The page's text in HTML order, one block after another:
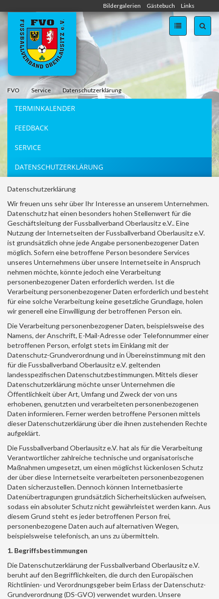
Inhalt
springen
Bildergalerien Gästebuch Links
FVO Service Datenschutzerklärung
TERMINKALENDER
FEEDBACK
SERVICE
DATENSCHUTZERKLÄRUNG
Datenschutzerklärung
Wir freuen uns sehr über Ihr Interesse an unserem Unternehmen.
Datenschutz hat einen besonders hohen Stellenwert für die
Geschäftsleitung derFussballverband Oberlausitz e.V.. Eine
Nutzung der Internetseiten derFussballverband Oberlausitz e.V.
ist grundsätzlich ohne jede Angabe personenbezogener Daten
möglich. Sofern eine betroffene Person besondere Services
unseres Unternehmens über unsere Internetseite in Anspruch
nehmen möchte, könnte jedoch eine Verarbeitung
personenbezogener Daten erforderlich werden. Ist die
Verarbeitung personenbezogener Daten erforderlich und besteht
für eine solche Verarbeitung keine gesetzliche Grundlage, holen
wir generell eine Einwilligung der betroffenen Person ein.
Die Verarbeitung personenbezogener Daten, beispielsweise des
Namens, der Anschrift, E-Mail-Adresse oder Telefonnummer einer
betroffenen Person, erfolgt stets im Einklang mit der
Datenschutz-Grundverordnung und in Übereinstimmung mit den
für dieFussballverband Oberlausitz e.V. geltenden
landesspezifischen Datenschutzbestimmungen. Mittels dieser
Datenschutzerklärung möchte unser Unternehmen die
Öffentlichkeit über Art, Umfang und Zweck der von uns
erhobenen, genutzten und verarbeiteten personenbezogenen
Daten informieren. Ferner werden betroffene Personen mittels
dieser Datenschutzerklärung über die ihnen zustehenden Rechte
aufgeklärt.
DieFussballverband Oberlausitz e.V.hat als für die Verarbeitung
Verantwortlicher zahlreiche technische und organisatorische
Maßnahmen umgesetzt, um einen möglichst lückenlosen Schutz
der über diese Internetseite verarbeiteten personenbezogenen
Daten sicherzustellen. Dennoch können Internetbasierte
Datenübertragungen grundsätzlich Sicherheitslücken aufweisen,
sodass ein absoluter Schutz nicht gewährleistet werden kann. Aus
diesem Grund steht es jeder betroffenen Person frei,
personenbezogene Daten auch auf alternativen Wegen,
beispielsweise telefonisch, an uns zu übermitteln.
1. Begriffsbestimmungen
Die Datenschutzerklärung derFussballverband Oberlausitz e.V.
beruht auf den Begrifflichkeiten, die durch den Europäischen
Richtlinien- und Verordnungsgeber beim Erlass der Datenschutz-
Grundverordnung (DS-GVO) verwendet wurden. Unsere